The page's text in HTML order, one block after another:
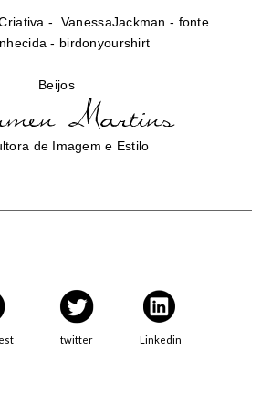
- VanessaJackman - fonte
- birdonyourshirt
Beijos
de Imagem e Estilo
twitter Linkedin